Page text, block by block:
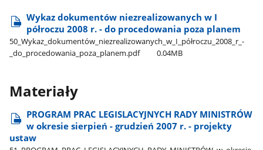
Wykaz dokumentów niezrealizowanych w I
półroczu 2008 r. - do procedowania poza planem
50​_Wykaz​_dokumentów​_niezrealizowanych​_w​_I​_półroczu​_2008​_r​_-​
_do​_procedowania​_poza​_planem.pdf
0.04MB
Materiały
PROGRAM PRAC LEGISLACYJNYCH RADY MINISTRÓW
w okresie sierpień - grudzień 2007 r. - projekty
ustaw